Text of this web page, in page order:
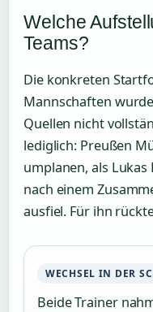
Welche
Teams?
Die konkreten
Mannschaften
Quellen nicht
lediglich: Preußen
umplanen, als
nach einem
ausfiel. Für ihn
WECHSEL IN DER
Beide Trainer